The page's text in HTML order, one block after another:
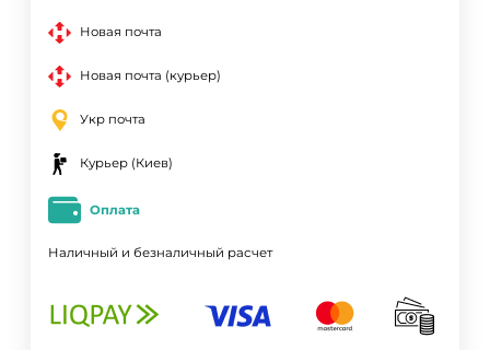
Новая почта
Новая почта (курьер)
Укр почта
Курьер (Киев)
Оплата
Наличный и безналичный расчет